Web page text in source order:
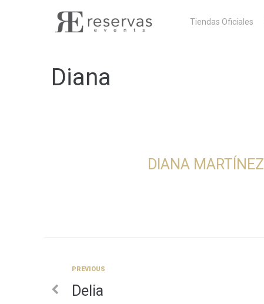
Tiendas Oficiales
Diana
DIANA MARTÍNEZ
Navegación
Previous
PREVIOUS
Delia